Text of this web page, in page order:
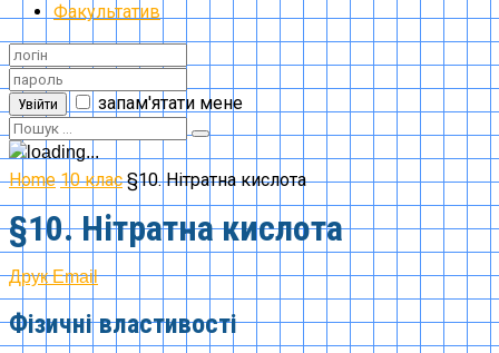
Факультатив
Увійти запам'ятати мене
Home 10 клас §10. Нітратна кислота
§10. Нітратна кислота
Друк Email
Фізичні властивості